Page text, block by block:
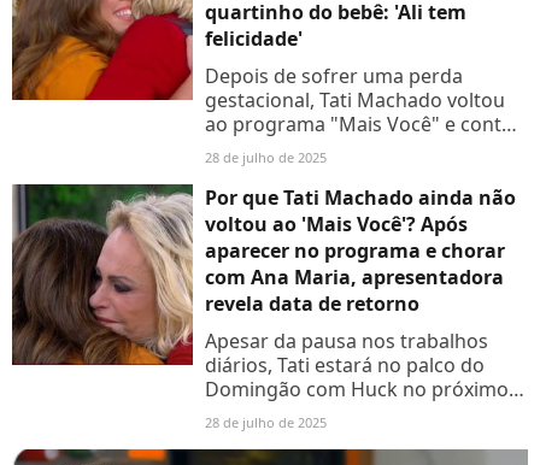
quartinho do bebê: 'Ali tem
felicidade'
Depois de sofrer uma perda
gestacional, Tati Machado voltou
ao programa "Mais Você" e contou
para Ana Maria Braga que entrou
duas vezes no quartinho do bebê
28 de julho de 2025
Por que Tati Machado ainda não
voltou ao 'Mais Você'? Após
aparecer no programa e chorar
com Ana Maria, apresentadora
revela data de retorno
Apesar da pausa nos trabalhos
diários, Tati estará no palco do
Domingão com Huck no próximo
domingo (4), no quadro Dança dos
Famosos.
28 de julho de 2025